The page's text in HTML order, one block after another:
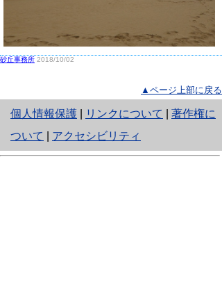
砂丘事務所 2018/10/02
▲ページ上部に戻る
個人情報保護
と
り
ネ
リンクについて
著作権に
ついて
アクセシビリティ